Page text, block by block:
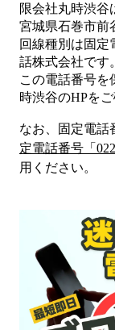
限会社丸時渋谷
宮城県石巻市前
回線種別は固定
話株式会社です。
この電話番号を
時渋谷のHPを
なお、固定電話
定電話番号「
用ください。